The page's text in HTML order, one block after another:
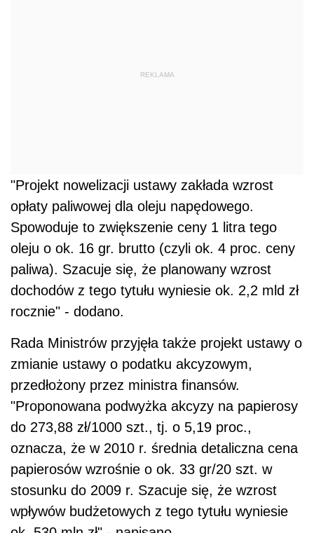
REKLAMA
"Projekt nowelizacji ustawy zakłada wzrost
opłaty paliwowej dla oleju napędowego.
Spowoduje to zwiększenie ceny 1 litra tego
oleju o ok. 16 gr. brutto (czyli ok. 4 proc. ceny
paliwa). Szacuje się, że planowany wzrost
dochodów z tego tytułu wyniesie ok. 2,2 mld zł
rocznie" - dodano.
Rada Ministrów przyjęła także projekt ustawy o
zmianie ustawy o podatku akcyzowym,
przedłożony przez ministra finansów.
"Proponowana podwyżka akcyzy na papierosy
do 273,88 zł/1000 szt., tj. o 5,19 proc.,
oznacza, że w 2010 r. średnia detaliczna cena
papierosów wzrośnie o ok. 33 gr/20 szt. w
stosunku do 2009 r. Szacuje się, że wzrost
wpływów budżetowych z tego tytułu wyniesie